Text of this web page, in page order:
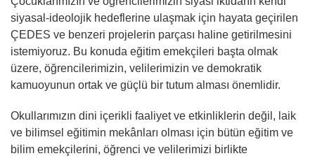
siyasal-ideolojik hedeflerine ulaşmak için hayata geçirilen
ÇEDES ve benzeri projelerin parçası haline getirilmesini
istemiyoruz. Bu konuda eğitim emekçileri başta olmak
üzere, öğrencilerimizin, velilerimizin ve demokratik
kamuoyunun ortak ve güçlü bir tutum alması önemlidir.
Okullarımızın dini içerikli faaliyet ve etkinliklerin değil, laik
ve bilimsel eğitimin mekânları olması için bütün eğitim ve
bilim emekçilerini, öğrenci ve velilerimizi birlikte